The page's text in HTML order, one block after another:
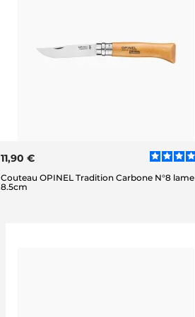
11,90 €
Couteau OPINEL Tradition Carbone N°8 lame
8.5cm